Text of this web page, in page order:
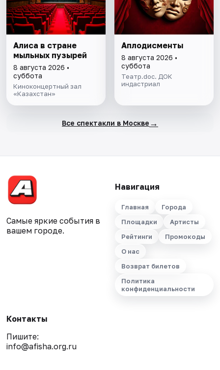
Алиса в стране
мыльных пузырей
8 августа 2026 •
суббота
Киноконцертный зал
«Казахстан»
Аплодисменты
8 августа 2026 •
суббота
Театр.doc. ДОК
индастриал
Все спектакли в Москве →
Самые яркие события в
вашем городе.
Навигация
Главная
Города
Площадки
Артисты
Рейтинги
Промокоды
О нас
Возврат билетов
Политика
конфиденциальности
Контакты
Пишите:
info@afisha.org.ru